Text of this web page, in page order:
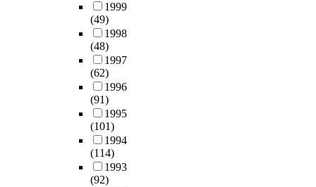
1999
(49)
1998
(48)
1997
(62)
1996
(91)
1995
(101)
1994
(114)
1993
(92)